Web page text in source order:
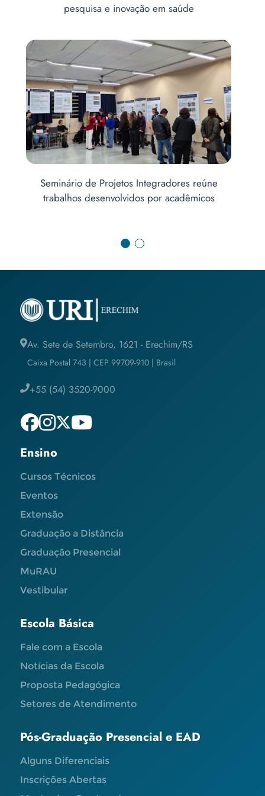
Conferência Municipal de Saúde de Erechim
Um alerta à saúde pública: pesquisas revelam
impactos no uso do cigarro eletrônico
Av. Sete de Setembro, 1621 - Erechim/RS
Caixa Postal 743 | CEP 99709-910 | Brasil
+55 (54) 3520-9000
Ensino
Cursos Técnicos
Eventos
Extensão
Graduação a Distância
Graduação Presencial
MuRAU
Vestibular
Escola Básica
Fale com a Escola
Notícias da Escola
Proposta Pedagógica
Setores de Atendimento
Pós-Graduação Presencial e EAD
Alguns Diferenciais
Inscrições Abertas